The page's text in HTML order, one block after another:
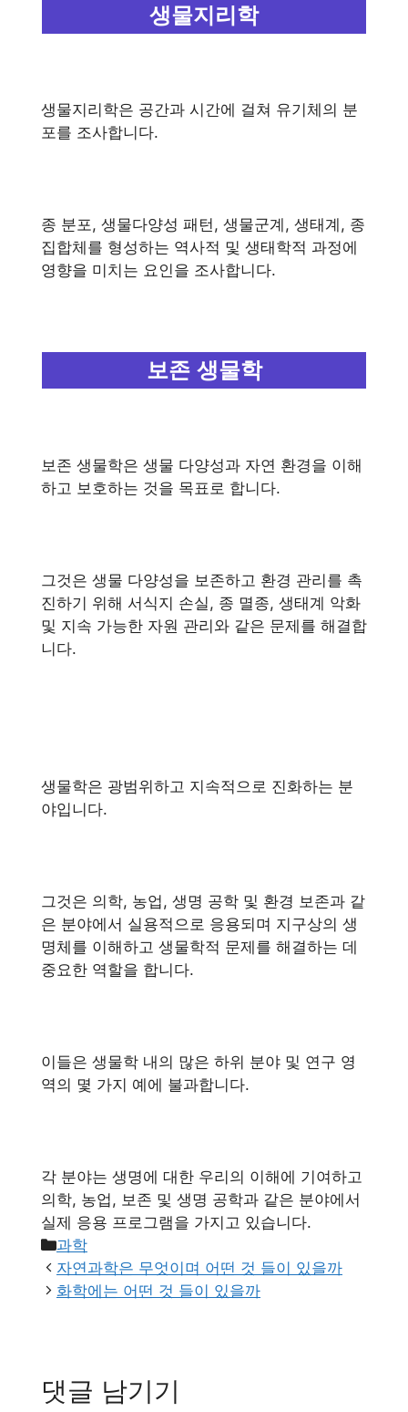
생물지리학
생물지리학은 공간과 시간에 걸쳐 유기체의 분
포를 조사합니다.
종 분포, 생물다양성 패턴, 생물군계, 생태계, 종
집합체를 형성하는 역사적 및 생태학적 과정에
영향을 미치는 요인을 조사합니다.
보존 생물학
보존 생물학은 생물 다양성과 자연 환경을 이해
하고 보호하는 것을 목표로 합니다.
그것은 생물 다양성을 보존하고 환경 관리를 촉
진하기 위해 서식지 손실, 종 멸종, 생태계 악화
및 지속 가능한 자원 관리와 같은 문제를 해결합
니다.
생물학은 광범위하고 지속적으로 진화하는 분
야입니다.
그것은 의학, 농업, 생명 공학 및 환경 보존과 같
은 분야에서 실용적으로 응용되며 지구상의 생
명체를 이해하고 생물학적 문제를 해결하는 데
중요한 역할을 합니다.
이들은 생물학 내의 많은 하위 분야 및 연구 영
역의 몇 가지 예에 불과합니다.
각 분야는 생명에 대한 우리의 이해에 기여하고
의학, 농업, 보존 및 생명 공학과 같은 분야에서
실제 응용 프로그램을 가지고 있습니다.
카
테
고
과학
자연과학은 무엇이며 어떤 것 들이 있을까
화학에는 어떤 것 들이 있을까
댓글 남기기